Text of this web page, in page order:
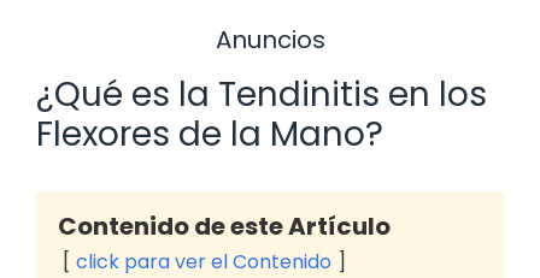
Anuncios
¿Qué es la Tendinitis en los
Flexores de la Mano?
Contenido de este Artículo
click para ver el Contenido